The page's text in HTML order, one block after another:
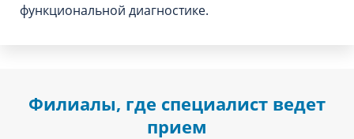
функциональной диагностике.
Филиалы, где специалист ведет
прием